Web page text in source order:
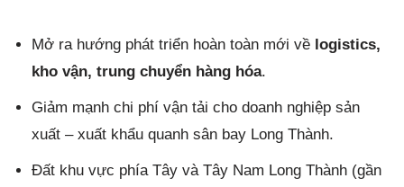
Mở ra hướng phát triển hoàn toàn mới về logistics,
kho vận, trung chuyển hàng hóa.
Giảm mạnh chi phí vận tải cho doanh nghiệp sản
xuất – xuất khẩu quanh sân bay Long Thành.
Đất khu vực phía Tây và Tây Nam Long Thành (gần